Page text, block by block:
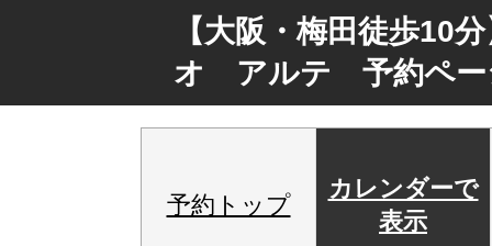
【大阪・梅田徒歩10
オ アルテ 予約ペー
予約トップ
カレンダーで
表示